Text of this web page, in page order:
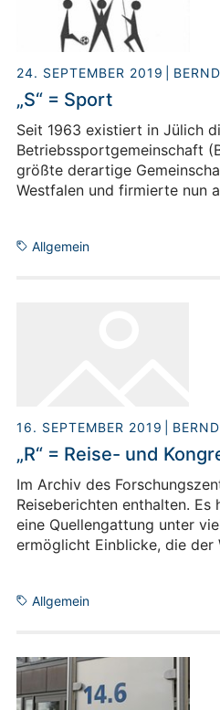
24. SEPTEMBER 2019
„S“ = Sport
Seit 1963 existiert in Jülich
Betriebssportgemeinschaft
größte derartige
Westfalen und firmierte nun
ursprüngliche Name war
Allgemein
16. SEPTEMBER 2019
„R“ = Reise- und
Im Archiv des
Reiseberichten enthalten. Es
eine Quellengattung unter
ermöglicht Einblicke, die der
informieren über jeweils neue
die zunehmende nationale
Vernetzung, charakterisieren
Wissenschaftskulturen in
Allgemein